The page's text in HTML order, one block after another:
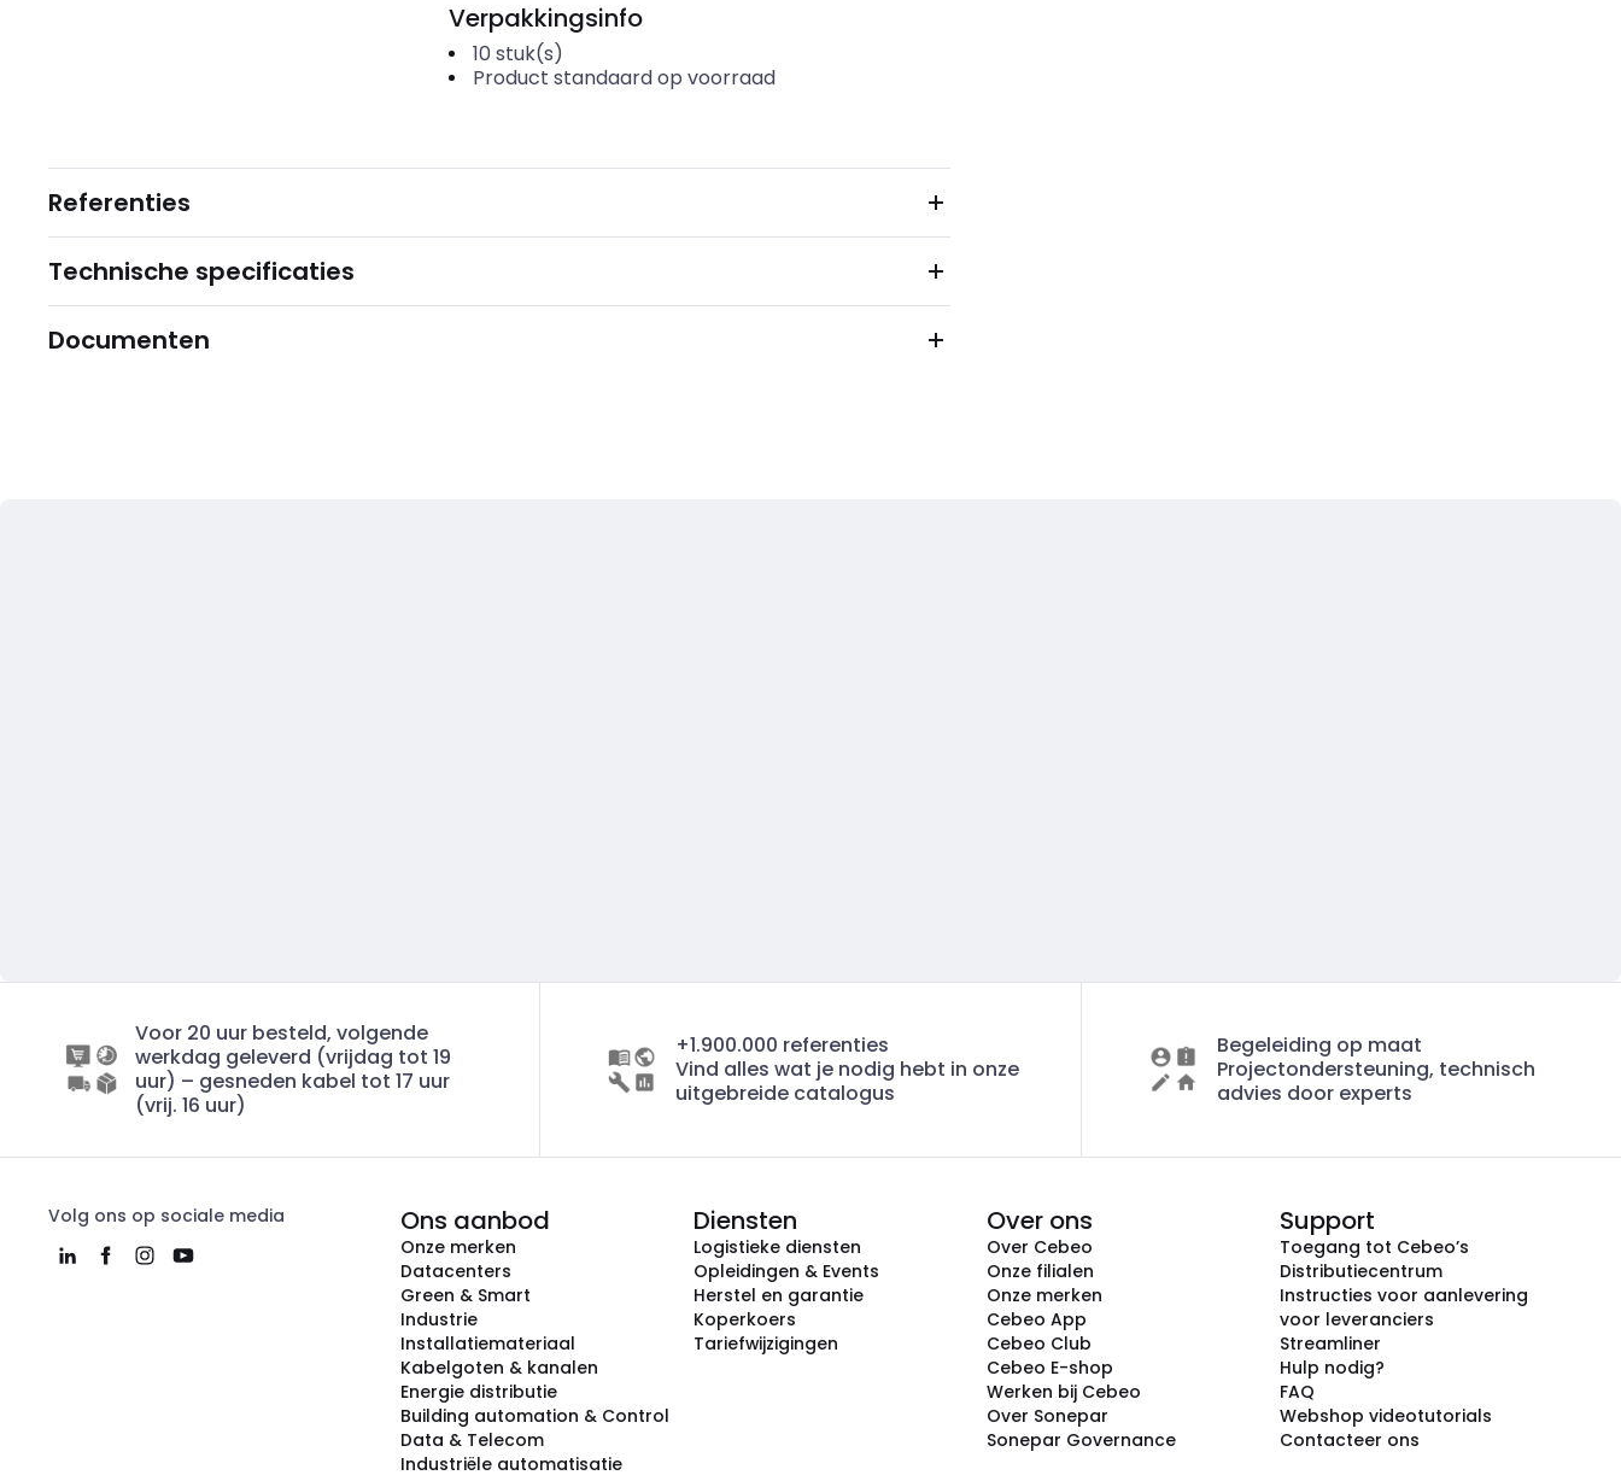
Verpakkingsinfo
10 stuk(s)
Product standaard op voorraad
Referenties
Technische specificaties
Documenten
Voor 20 uur besteld, volgende
werkdag geleverd (vrijdag tot 19
uur) – gesneden kabel tot 17 uur
(vrij. 16 uur)
+1.900.000 referenties
Vind alles wat je nodig hebt in onze
uitgebreide catalogus
Begeleiding op maat
Projectondersteuning, technisch
advies door experts
Volg ons op sociale media Ons aanbod
Onze merken
Datacenters
Green & Smart
Industrie
Installatiemateriaal
Kabelgoten & kanalen
Energie distributie
Building automation & Control
Data & Telecom
Industriële automatisatie
Diensten
Logistieke diensten
Opleidingen & Events
Herstel en garantie
Koperkoers
Tariefwijzigingen
Over ons
Over Cebeo
Onze filialen
Onze merken
Cebeo App
Cebeo Club
Cebeo E-shop
Werken bij Cebeo
Over Sonepar
Sonepar Governance
Support
Toegang tot Cebeo’s
Distributiecentrum
Instructies voor aanlevering
voor leveranciers
Streamliner
Hulp nodig?
FAQ
Webshop videotutorials
Contacteer ons